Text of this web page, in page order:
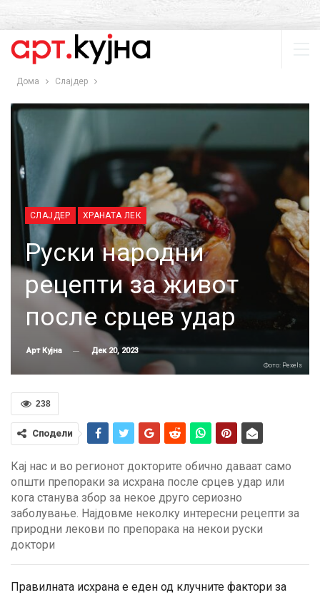
Дома Слајдер
СЛАЈДЕР ХРАНАТА ЛЕК
Руски народни
рецепти за живот
после срцев удар
Арт Кујна Дек 20, 2023
Фото: Pexels
238
Сподели
Кај нас и во регионот докторите обично даваат само
општи препораки за исхрана после срцев удар или
кога станува збор за некое друго сериозно
заболување. Најдовме неколку интересни рецепти за
природни лекови по препорака на некои руски
доктори
Правилната исхрана е еден од клучните фактори за